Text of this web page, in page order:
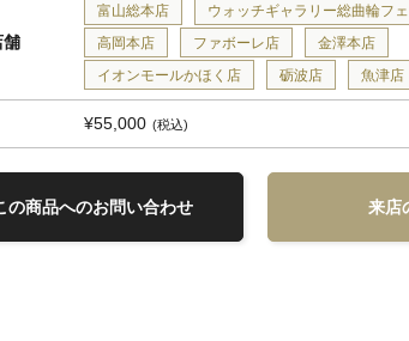
舗
富山総本店
ウォッチギャラリー総曲輪フ
高岡本店
ファボーレ店
金澤本店
イオンモールかほく店
砺波店 魚津店
¥55,000 税込
の商品へのお問い合わせ 来店